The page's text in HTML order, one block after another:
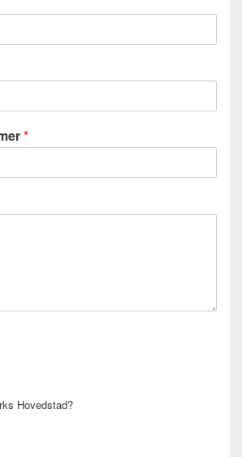
*
Hovedstad?